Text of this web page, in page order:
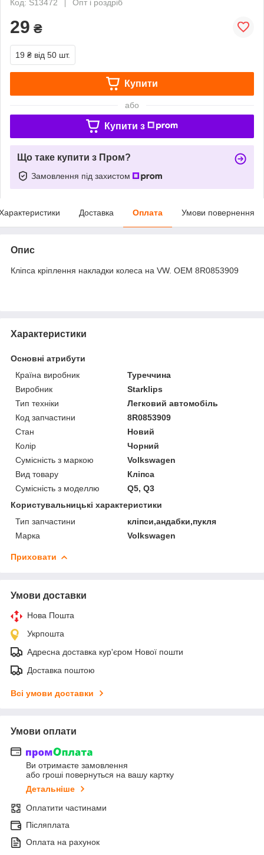
Код: S13472
Опт і роздріб
29 ₴
19 ₴ від 50 шт.
Купити
або
Купити з
Що таке купити з Пром?
Замовлення під захистом
Доставка Оплата Умови повернення
Опис
Кліпса кріплення накладки колеса на VW. OEM 8R0853909
Характеристики
Основні атрибути
Країна виробник
Туреччина
Виробник
Starklips
Тип техніки
Легковий автомобіль
Код запчастини
8R0853909
Стан
Новий
Колір
Чорний
Сумісність з маркою
Volkswagen
Вид товару
Кліпса
Сумісність з моделлю
Q5, Q3
Користувальницькі характеристики
Тип запчастини
кліпси,андабки,пукля
Марка
Volkswagen
Приховати
Умови доставки
Нова Пошта
Укрпошта
Адресна доставка кур'єром Нової пошти
Доставка поштою
Всі умови доставки
Умови оплати
Ви отримаєте замовлення
або гроші повернуться на вашу картку
Детальніше
Оплатити частинами
Післяплата
Оплата на рахунок